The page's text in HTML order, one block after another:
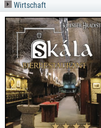
Wirtschaft